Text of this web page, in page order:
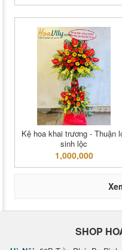
Kệ hoa khai trương - Thuận
sinh lộc
1,000,000
SHOP